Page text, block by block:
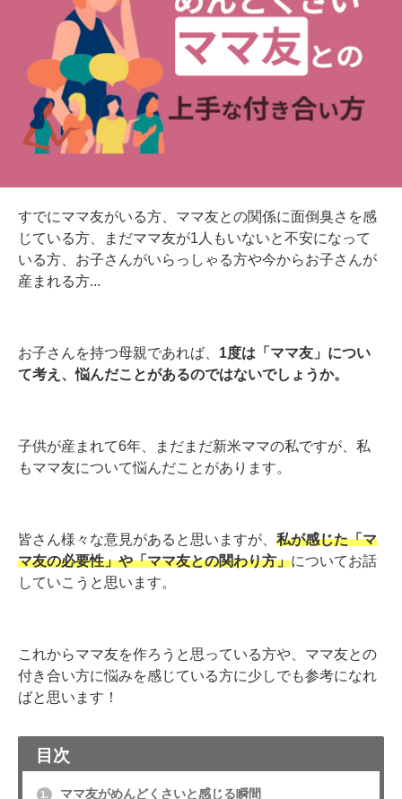
すでにママ友がいる方、ママ友との関係に面倒臭さを感
じている方、まだママ友が1人もいないと不安になって
いる方、お子さんがいらっしゃる方や今からお子さんが
産まれる方...
お子さんを持つ母親であれば、 1度は「ママ友」につい
て考え、悩んだことがあるのではないでしょうか。
子供が産まれて6年、まだまだ新米ママの私ですが、私
もママ友について悩んだことがあります。
皆さん様々な意見があると思いますが、 私が感じた「マ
マ友の必要性」や「ママ友との関わり方」についてお話
していこうと思います。
これからママ友を作ろうと思っている方や、ママ友との
付き合い方に悩みを感じている方に少しでも参考になれ
ばと思います！
目次
1. ママ友がめんどくさいと感じる瞬間